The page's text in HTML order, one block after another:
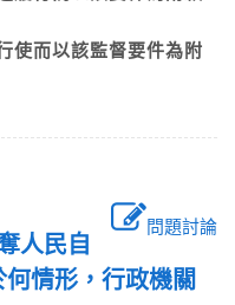
使而以該監督要件為附
問題討論
人民自
情形，行政機關